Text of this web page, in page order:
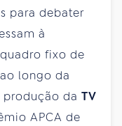
para debater
à
fixo de
longo da
produção da TV
APCA de